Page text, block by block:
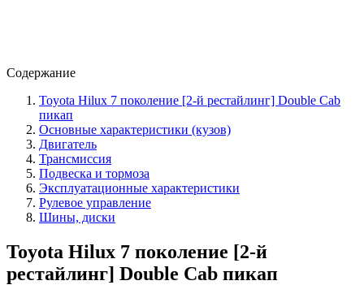
Содержание
Toyota Hilux 7 поколение [2-й рестайлинг] Double Cab
пикап
Основные характеристики (кузов)
Двигатель
Трансмиссия
Подвеска и тормоза
Эксплуатационные характеристики
Рулевое управление
Шины, диски
Toyota Hilux 7 поколение [2-й
рестайлинг] Double Cab пикап